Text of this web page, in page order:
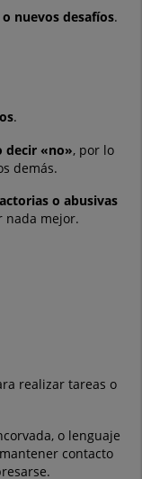
nuevos desafíos.
.
decir «no», por lo
demás.
o abusivas
nada mejor.
realizar tareas o
o lenguaje
contacto